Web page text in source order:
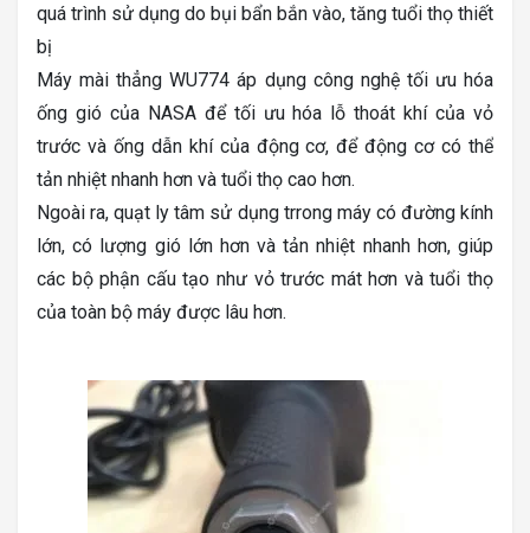
quá trình sử dụng do bụi bẩn bắn vào, tăng tuổi thọ thiết
bị
Máy mài thẳng WU774 áp dụng công nghệ tối ưu hóa
ống gió của NASA để tối ưu hóa lỗ thoát khí của vỏ
trước và ống dẫn khí của động cơ, để động cơ có thể
tản nhiệt nhanh hơn và tuổi thọ cao hơn.
Ngoài ra, quạt ly tâm sử dụng trrong máy có đường kính
lớn, có lượng gió lớn hơn và tản nhiệt nhanh hơn, giúp
các bộ phận cấu tạo như vỏ trước mát hơn và tuổi thọ
của toàn bộ máy được lâu hơn.